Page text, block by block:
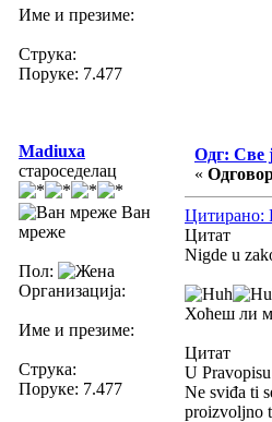
Име и презиме:
Струка:
Поруке: 7.477
Madiuxa
староседелац
Ван
мреже
Пол:
Организација:
Име и презиме:
Струка:
Поруке: 7.477
Одг: Све
«
Цитирано:
Цитат
Nigde u
Хоћеш ли
Цитат
U
Ne sviđa ti
proizvoljno